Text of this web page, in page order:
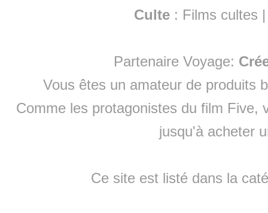
Culte : Films cultes
Partenaire Voyage:
Vous êtes un amateur de produits
Comme les protagonistes du film Five,
jusqu'à acheter
Ce site est listé dans la